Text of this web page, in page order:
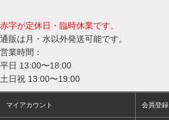
赤字が定休日・臨時休業です。
通販は月・水以外発送可能です。
営業時間：
平日 13:00〜18:00
土日祝 13:00〜19:00
マイアカウント 会員登録